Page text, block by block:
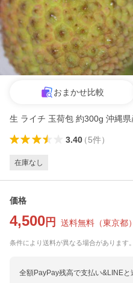
おまかせ比較
生 ライチ 玉荷包 約300g 沖縄
3.40（5件）
在庫なし
価格
4,500 円 送料無料 （東京都）
条件により送料が異なる場合があります。
全額PayPay残高で支払い&LINEと